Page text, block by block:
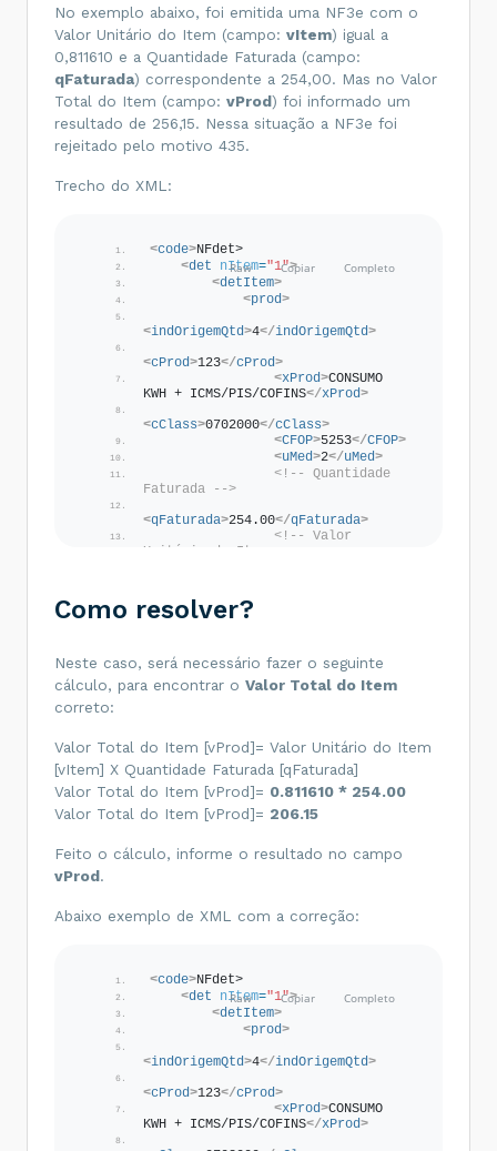
No exemplo abaixo, foi emitida uma NF3e com o
Valor Unitário do Item (campo: vItem) igual a
0,811610 e a Quantidade Faturada (campo:
qFaturada) correspondente a 254,00. Mas no Valor
Total do Item (campo: vProd) foi informado um
resultado de 256,15. Nessa situação a NF3e foi
rejeitado pelo motivo 435.
Trecho do XML:
<code>NFdet>
<det nItem="1">
<detItem>
<prod>
<indOrigemQtd>4</indOrigemQtd>
<cProd>123</cProd>
<xProd>CONSUMO
KWH + ICMS/PIS/COFINS</xProd>
<cClass>0702000</cClass>
<CFOP>5253</CFOP>
<uMed>2</uMed>
<!-- Quantidade
Faturada -->
<qFaturada>254.00</qFaturada>
<!-- Valor
Unitário do Item -->
do Item -->
</prod>
imposto
<ICMS00>
< vBC> 206.15</vBC >
<pICMS>29.00</pICMS >
59.78 </vICMS
</ICMS00
</detItem >
Como resolver?
Neste caso, será necessário fazer o seguinte
cálculo, para encontrar o Valor Total do Item
correto:
Valor Total do Item [vProd]= Valor Unitário do Item
[vItem] X Quantidade Faturada [qFaturada]
Valor Total do Item [vProd]= 0.811610 * 254.00
Valor Total do Item [vProd]= 206.15
Feito o cálculo, informe o resultado no campo
vProd.
Abaixo exemplo de XML com a correção:
<code>NFdet>
<det nItem="1">
<detItem>
<prod>
<indOrigemQtd>4</indOrigemQtd>
<cProd>123</cProd>
<xProd>CONSUMO
KWH + ICMS/PIS/COFINS</xProd>